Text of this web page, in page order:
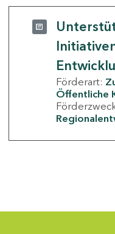
Förderart:
Öffentliche